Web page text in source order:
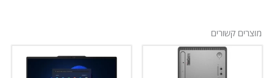
מוצרים קשורים